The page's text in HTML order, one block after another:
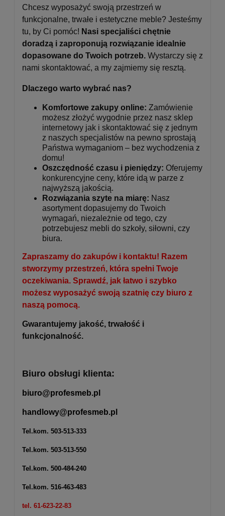
Chcesz wyposażyć swoją przestrzeń w
funkcjonalne, trwałe i estetyczne meble? Jesteśmy
tu, by Ci pomóc! Nasi specjaliści chętnie
doradzą i zaproponują rozwiązanie idealnie
dopasowane do Twoich potrzeb. Wystarczy się z
nami skontaktować, a my zajmiemy się resztą.
Dlaczego warto wybrać nas?
Komfortowe zakupy online: Zamówienie
możesz złożyć wygodnie przez nasz sklep
internetowy jak i skontaktować się z jednym
z naszych specjalistów na pewno sprostają
Państwa wymaganiom – bez wychodzenia z
domu!
Oszczędność czasu i pieniędzy: Oferujemy
konkurencyjne ceny, które idą w parze z
najwyższą jakością.
Rozwiązania szyte na miarę: Nasz
asortyment dopasujemy do Twoich
wymagań, niezależnie od tego, czy
potrzebujesz mebli do szkoły, siłowni, czy
biura.
Zapraszamy do zakupów i kontaktu! Razem
stworzymy przestrzeń, która spełni Twoje
oczekiwania. Sprawdź, jak łatwo i szybko
możesz wyposażyć swoją szatnię czy biuro z
naszą pomocą.
Gwarantujemy jakość, trwałość i
funkcjonalność.
Biuro obsługi klienta:
biuro@profesmeb.pl
handlowy@profesmeb.pl
Tel.kom. 503-513-333
Tel.kom. 503-513-550
Tel.kom. 500-484-240
Tel.kom. 516-463-483
tel. 61-623-22-83